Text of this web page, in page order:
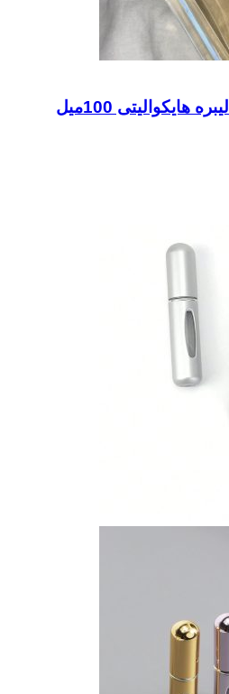
هایکوالیتی 100میل